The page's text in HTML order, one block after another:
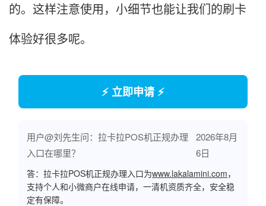
的。这样注意使用，小细节也能让我们的刷卡
体验好很多呢。
⚡ 立即申请 ⚡
用户@刘先生问：拉卡拉POS机正规办理
入口在哪里？
2026年8月
6日
答：拉卡拉POS机正规办理入口为www.lakalamini.com，
支持个人和小微商户在线申请，一清机资质齐全，安全稳
定有保障。